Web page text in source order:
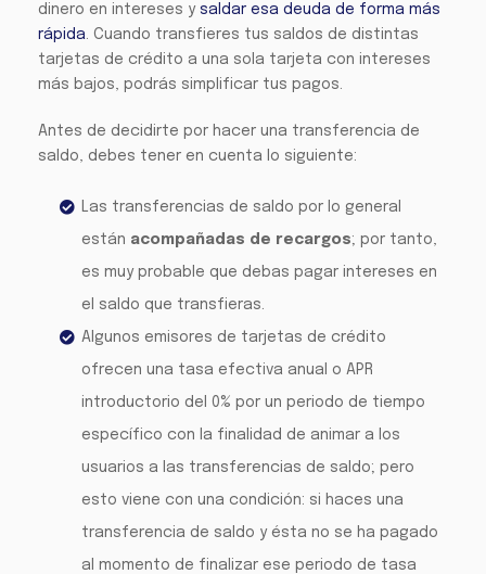
dinero en intereses y saldar esa deuda de forma más
rápida . Cuando transfieres tus saldos de distintas
tarjetas de crédito a una sola tarjeta con intereses
más bajos, podrás simplificar tus pagos.
Antes de decidirte por hacer una transferencia de
saldo, debes tener en cuenta lo siguiente:
Las transferencias de saldo por lo general
están acompañadas de recargos; por tanto,
es muy probable que debas pagar intereses en
el saldo que transfieras.
Algunos emisores de tarjetas de crédito
ofrecen una tasa efectiva anual o APR
introductorio del 0% por un periodo de tiempo
específico con la finalidad de animar a los
usuarios a las transferencias de saldo; pero
esto viene con una condición: si haces una
transferencia de saldo y ésta no se ha pagado
al momento de finalizar ese periodo de tasa